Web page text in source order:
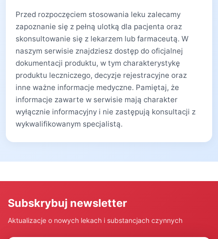
Przed rozpoczęciem stosowania leku zalecamy
zapoznanie się z pełną ulotką dla pacjenta oraz
skonsultowanie się z lekarzem lub farmaceutą. W
naszym serwisie znajdziesz dostęp do oficjalnej
dokumentacji produktu, w tym charakterystykę
produktu leczniczego, decyzje rejestracyjne oraz
inne ważne informacje medyczne. Pamiętaj, że
informacje zawarte w serwisie mają charakter
wyłącznie informacyjny i nie zastępują konsultacji z
wykwalifikowanym specjalistą.
Subskrybuj newsletter
Aktualizacje o nowych lekach i substancjach czynnych